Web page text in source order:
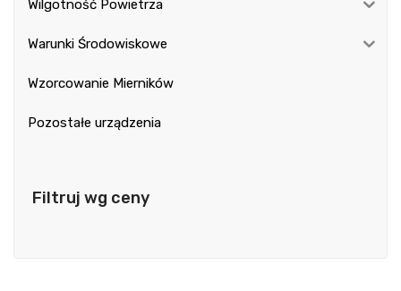
Wilgotność Powietrza
Warunki Środowiskowe
Wzorcowanie Mierników
Pozostałe urządzenia
Filtruj wg ceny